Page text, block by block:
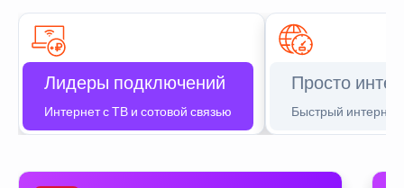
Лидеры подключений
Интернет с ТВ и сотовой связью
Просто
Быстрый интернет